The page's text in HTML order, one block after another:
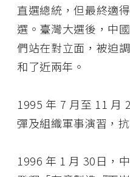
直選總統，但最終適
選。臺灣大選後，中
們站在對立面，被迫
和了近兩年。
1995 年 7 月至 11 月
彈及組織軍事演習，
1996 年 1 月 30日，